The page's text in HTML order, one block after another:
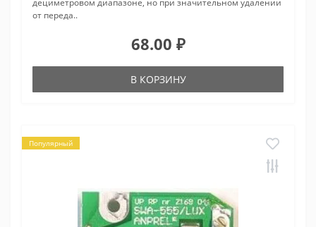
дециметровом диапазоне, но при значительном удалении
от переда..
68.00 ₽
В КОРЗИНУ
Популярный